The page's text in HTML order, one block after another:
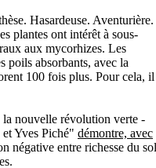
Hasardeuse. Aventurière.
plantes ont intérêt à sous-
aux mycorhizes. Les
poils absorbants, avec la
100 fois plus. Pour cela, il
nouvelle révolution verte -
Yves Piché" démontre, avec
négative entre richesse du sol